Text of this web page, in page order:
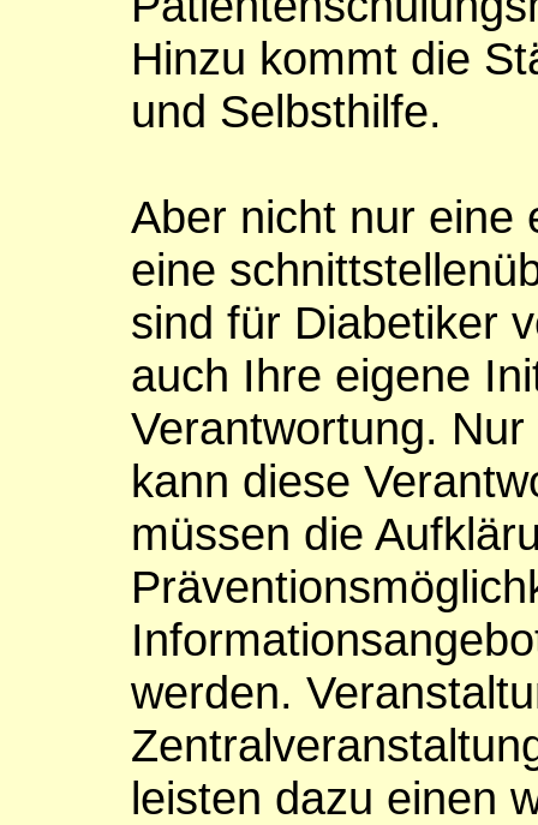
Hinzu kommt die
und Selbsthilfe.
Aber nicht nur eine
eine
sind für Diabetiker
auch Ihre eigene
Verantwortung.
kann diese
müssen die
werden.
leisten dazu einen